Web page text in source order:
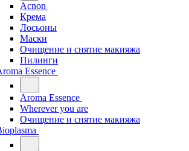
Acnon
Крема
Лосьоны
Маски
Очищение и снятие макияжа
Пилинги
Essence
Aroma Essence
Wherever you are
Очищение и снятие макияжа